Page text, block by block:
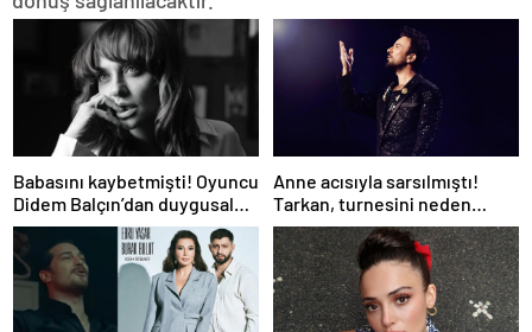
Babasını kaybetmişti! Oyuncu
Didem Balçın’dan duygusal
paylaşım
Anne acısıyla sarsılmıştı!
Tarkan, turnesini neden
bırakmak istemediğini
açıkladı